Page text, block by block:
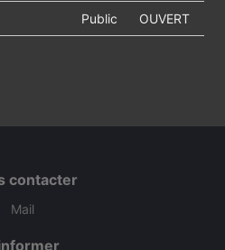
Public OUVERT
contacter
Mail